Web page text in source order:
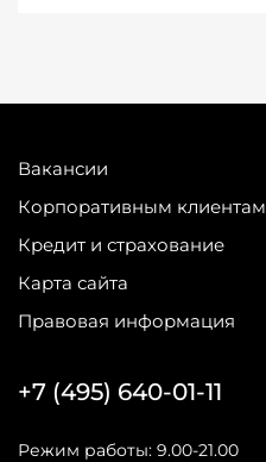
Вакансии
Корпоративным клиентам
Кредит и страхование
Карта сайта
Правовая информация
+7 (495) 640-01-11
Режим работы: 9.00-21.00